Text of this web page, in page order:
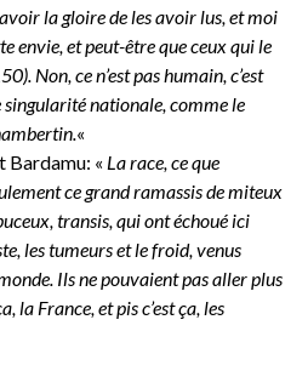
la gloire de les avoir lus, et moi
envie, et peut-être que ceux qui le
Non, ce n’est pas humain, c’est
singularité nationale, comme le
«
Bardamu: « La race, ce que
ce grand ramassis de miteux
transis, qui ont échoué ici
les tumeurs et le froid, venus
Ils ne pouvaient pas aller plus
la France, et pis c’est ça, les